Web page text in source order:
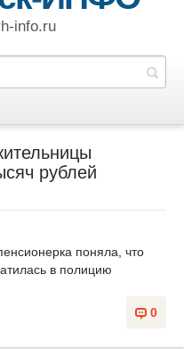
info.ru
рублей
поняла, что
в полицию
0